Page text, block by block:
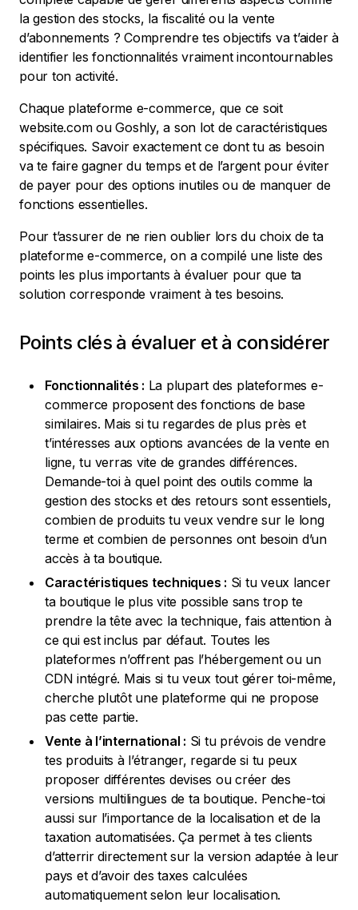
la gestion des stocks, la fiscalité ou la vente
d’abonnements ? Comprendre tes objectifs va t’aider à
identifier les fonctionnalités vraiment incontournables
pour ton activité.
Chaque plateforme e-commerce, que ce soit
website.com ou Goshly, a son lot de caractéristiques
spécifiques. Savoir exactement ce dont tu as besoin
va te faire gagner du temps et de l’argent pour éviter
de payer pour des options inutiles ou de manquer de
fonctions essentielles.
Pour t’assurer de ne rien oublier lors du choix de ta
plateforme e-commerce, on a compilé une liste des
points les plus importants à évaluer pour que ta
solution corresponde vraiment à tes besoins.
Points clés à évaluer et à considérer
Fonctionnalités : La plupart des plateformes e-
commerce proposent des fonctions de base
similaires. Mais si tu regardes de plus près et
t’intéresses aux options avancées de la vente en
ligne, tu verras vite de grandes différences.
Demande-toi à quel point des outils comme la
gestion des stocks et des retours sont essentiels,
combien de produits tu veux vendre sur le long
terme et combien de personnes ont besoin d’un
accès à ta boutique.
Caractéristiques techniques : Si tu veux lancer
ta boutique le plus vite possible sans trop te
prendre la tête avec la technique, fais attention à
ce qui est inclus par défaut. Toutes les
plateformes n’offrent pas l’hébergement ou un
CDN intégré. Mais si tu veux tout gérer toi-même,
cherche plutôt une plateforme qui ne propose
pas cette partie.
Vente à l’international : Si tu prévois de vendre
tes produits à l’étranger, regarde si tu peux
proposer différentes devises ou créer des
versions multilingues de ta boutique. Penche-toi
aussi sur l’importance de la localisation et de la
taxation automatisées. Ça permet à tes clients
d’atterrir directement sur la version adaptée à leur
pays et d’avoir des taxes calculées
automatiquement selon leur localisation.